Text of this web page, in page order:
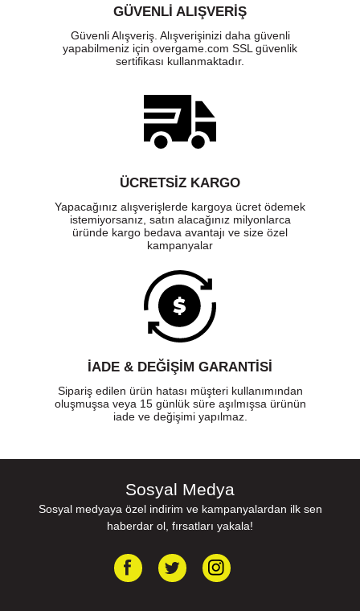
GÜVENLI ALIŞVERIŞ
Güvenli Alışveriş. Alışverişinizi daha güvenli
yapabilmeniz için overgame.com SSL güvenlik
sertifikası kullanmaktadır.
ÜCRETSIZ KARGO
Yapacağınız alışverişlerde kargoya ücret ödemek
istemiyorsanız, satın alacağınız milyonlarca
üründe kargo bedava avantajı ve size özel
kampanyalar
İADE & DEĞİŞİM GARANTİSİ
Sipariş edilen ürün hatası müşteri kullanımından
oluşmuşsa veya 15 günlük süre aşılmışsa ürünün
iade ve değişimi yapılmaz.
Sosyal Medya
Sosyal medyaya özel indirim ve kampanyalardan ilk sen
haberdar ol, fırsatları yakala!